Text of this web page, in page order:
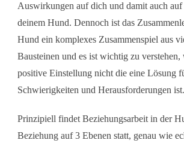
Auswirkungen auf dich und damit auch
deinem Hund. Dennoch ist das
Hund ein komplexes Zusammenspiel aus
Bausteinen und es ist wichtig zu verstehen,
positive Einstellung nicht die eine Lösung
Schwierigkeiten und Herausforderungen ist.
Prinzipiell findet Beziehungsarbeit in der
Beziehung auf 3 Ebenen statt, genau wie